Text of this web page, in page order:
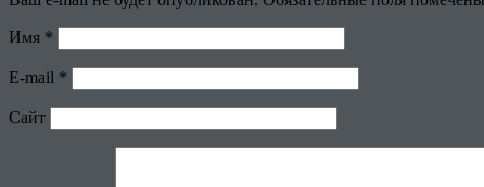
Имя *
E-mail *
Сайт